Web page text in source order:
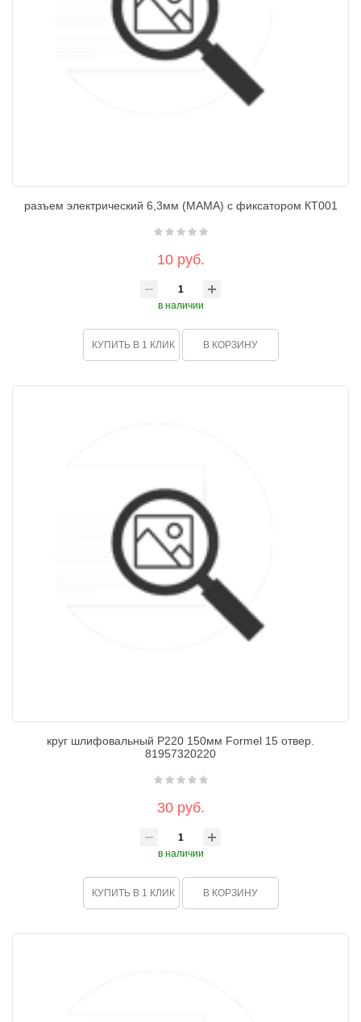
разъем электрический 6,3мм (МАМА) с фиксатором КТ001
10 руб.
в наличии
КУПИТЬ В 1 КЛИК В КОРЗИНУ
круг шлифовальный P220 150мм Formel 15 отвер.
81957320220
30 руб.
в наличии
КУПИТЬ В 1 КЛИК В КОРЗИНУ